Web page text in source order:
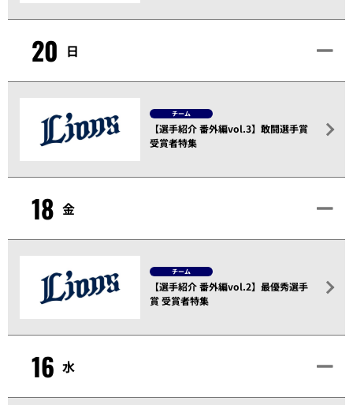
20 日
チーム
【選手紹介 番外編vol.3】敢闘選手賞
受賞者特集
18 金
チーム
【選手紹介 番外編vol.2】最優秀選手
賞 受賞者特集
16 水